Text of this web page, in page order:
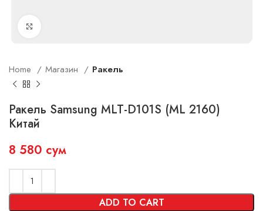
Home Магазин Ракель
Ракель Samsung MLT-D101S (ML 2160)
Китай
8 580 сум
ADD TO CART